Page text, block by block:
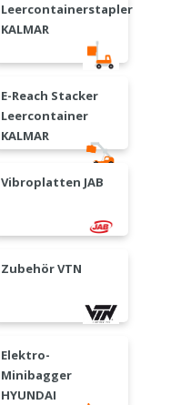
Leercontainerstapler
KALMAR
E-Reach Stacker
Leercontainer
KALMAR
Vibroplatten JAB
Zubehör VTN
Elektro-
Minibagger
HYUNDAI